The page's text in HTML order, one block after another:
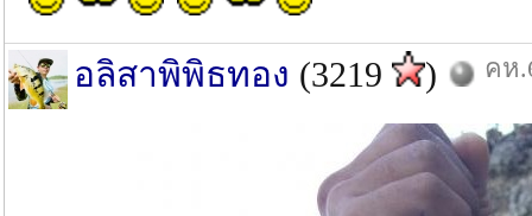
อลิสาพิพิธทอง (3219 ) คห